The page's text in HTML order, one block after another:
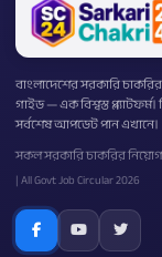
বাংলাদেশের সরকারি
গাইড — এক বিশ্বস্ত
সর্বশেষ আপডেট পান এখানে।
সকল সরকারি চাকরির নিয়োগ
| All Govt Job Circular 2026